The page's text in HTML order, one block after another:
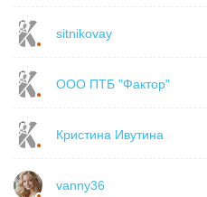
sitnikovay
ООО ПТБ "Фактор"
Кристина Ивутина
vanny36